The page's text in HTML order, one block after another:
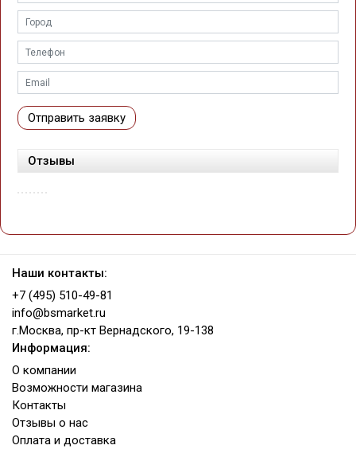
Отправить заявку
Отзывы
Наши контакты:
+7 (495) 510-49-81
info@bsmarket.ru
г.Москва, пр-кт Вернадского, 19-138
Информация:
О компании
Возможности магазина
Контакты
Отзывы о нас
Оплата и доставка